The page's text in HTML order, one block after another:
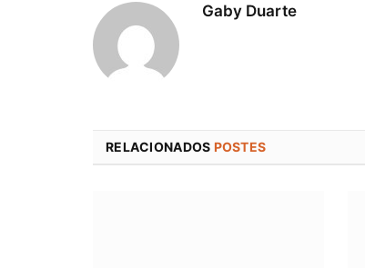
Gaby Duarte
RELACIONADOS POSTES